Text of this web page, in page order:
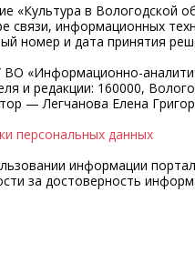
«Культура в Вологодской
связи, информационных
номер и дата принятия
«Информационно-
и редакции: 160000,
— Легчанова Елена
персональных данных
информации
за достоверность